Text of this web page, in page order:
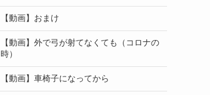
【動画】おまけ
【動画】外で弓が射てなくても（コロナの
時）
【動画】車椅子になってから